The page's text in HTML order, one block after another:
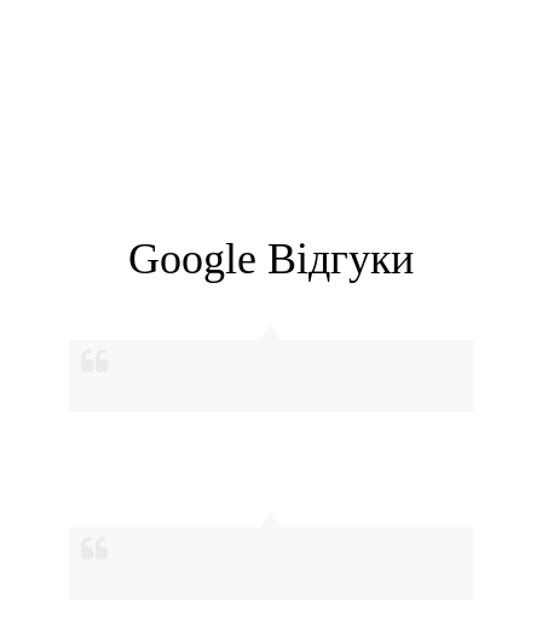
Google Вiдгуки